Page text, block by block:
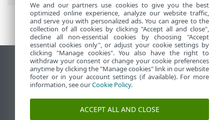
Zobrazit verzi pro počítač
End of Life
ESET Databáze znalostí
ESET Forum
ESET Status Portal
We and our partners use cookies to give you the best
optimized online experience, analyze our website traffic,
and serve you with personalized ads. You can agree to the
collection of all cookies by clicking "Accept all and close",
decline all non-essential cookies by choosing "Accept
essential cookies only", or adjust your cookie settings by
clicking "Manage cookies". You also have the right to
withdraw your consent or change your cookie preferences
anytime by clicking the "Manage cookies" link in our website
footer or in your account settings (if available). For more
information, see ourCookie Policy.
ACCEPT ALL AND CLOSE